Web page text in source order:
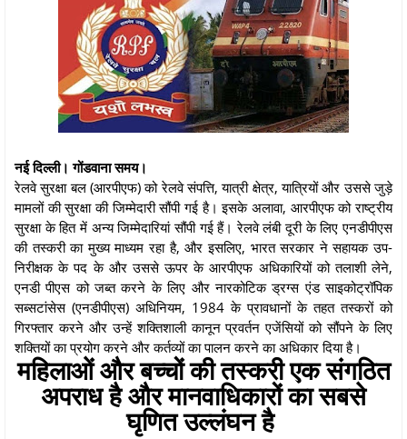
नई दिल्ली। गोंडवाना समय।
रेलवे सुरक्षा बल (आरपीएफ) को रेलवे संपत्ति, यात्री क्षेत्र, यात्रियों और उससे जुड़े
मामलों की सुरक्षा की जिम्मेदारी सौंपी गई है। इसके अलावा, आरपीएफ को राष्ट्रीय
सुरक्षा के हित में अन्य जिम्मेदारियां सौंपी गई हैं। रेलवे लंबी दूरी के लिए एनडीपीएस
की तस्करी का मुख्य माध्यम रहा है, और इसलिए, भारत सरकार ने सहायक उप-
निरीक्षक के पद के और उससे ऊपर के आरपीएफ अधिकारियों को तलाशी लेने,
एनडी पीएस को जब्त करने के लिए और नारकोटिक ड्रग्स एंड साइकोट्रॉपिक
सब्सटांसेस (एनडीपीएस) अधिनियम, 1984 के प्रावधानों के तहत तस्करों को
गिरफ्तार करने और उन्हें शक्तिशाली कानून प्रवर्तन एजेंसियों को सौंपने के लिए
शक्तियों का प्रयोग करने और कर्तव्यों का पालन करने का अधिकार दिया है।
महिलाओं और बच्चों की तस्करी एक संगठित
अपराध है और मानवाधिकारों का सबसे
घृणित उल्लंघन है